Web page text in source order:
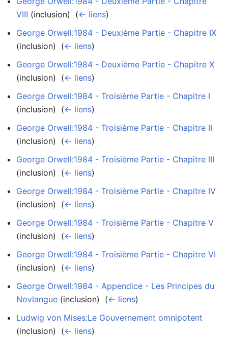
VIII (inclusion) ‎ (← liens)
George Orwell:1984 - Deuxième Partie - Chapitre IX
(inclusion) ‎ (← liens)
George Orwell:1984 - Deuxième Partie - Chapitre X
(inclusion) ‎ (← liens)
George Orwell:1984 - Troisième Partie - Chapitre I
(inclusion) ‎ (← liens)
George Orwell:1984 - Troisième Partie - Chapitre II
(inclusion) ‎ (← liens)
George Orwell:1984 - Troisième Partie - Chapitre III
(inclusion) ‎ (← liens)
George Orwell:1984 - Troisième Partie - Chapitre IV
(inclusion) ‎ (← liens)
George Orwell:1984 - Troisième Partie - Chapitre V
(inclusion) ‎ (← liens)
George Orwell:1984 - Troisième Partie - Chapitre VI
(inclusion) ‎ (← liens)
George Orwell:1984 - Appendice - Les Principes du
Novlangue (inclusion) ‎ (← liens)
Ludwig von Mises:Le Gouvernement omnipotent
(inclusion) ‎ (← liens)